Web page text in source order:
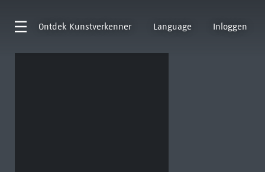
Ontdek Kunstverkenner Language Inloggen